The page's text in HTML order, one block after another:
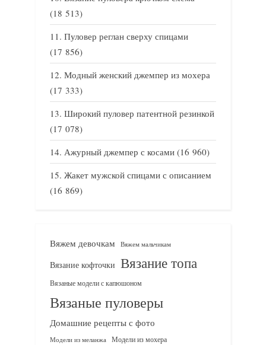
(18 513)
Пуловер реглан сверху спицами
(17 856)
Модный женский джемпер из мохера
(17 333)
Широкий пуловер патентной резинкой
(17 078)
Ажурный джемпер с косами (16 960)
Жакет мужской спицами с описанием
(16 869)
Вяжем девочкам Вяжем мальчикам
Вязание кофточки Вязание топа
Вязаные модели с капюшоном
Вязаные пуловеры
Домашние рецепты с фото
Модели из меланжа Модели из мохера